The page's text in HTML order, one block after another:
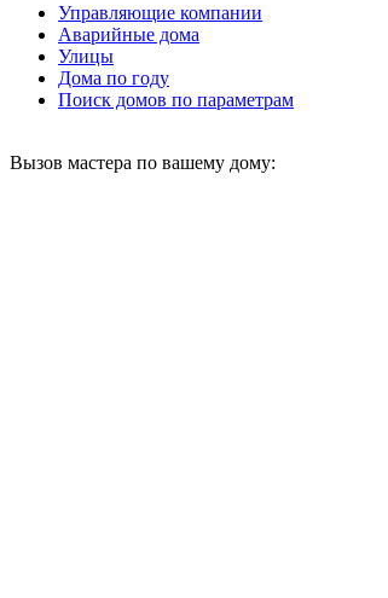
Управляющие компании
Аварийные дома
Улицы
Дома по году
Поиск домов по параметрам
Вызов мастера по вашему дому: